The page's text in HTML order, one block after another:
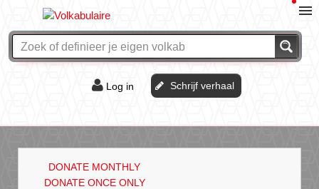
Log in Schrijf verhaal
DONATE MONTHLY
DONATE ONCE ONLY